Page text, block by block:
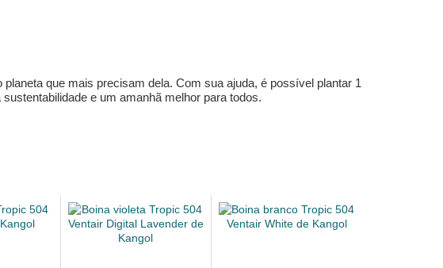
que mais precisam dela. Com sua ajuda, é possível plantar 1
e um amanhã melhor para todos.